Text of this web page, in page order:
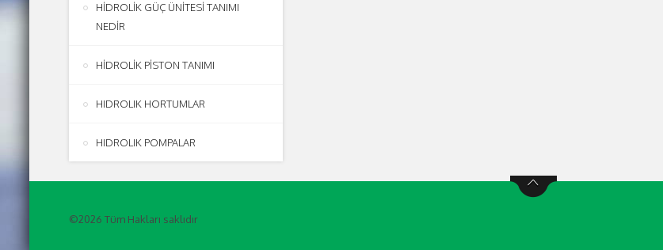
HİDROLİK GÜÇ ÜNİTESİ TANIMI
NEDİR
HİDROLİK PİSTON TANIMI
HIDROLIK HORTUMLAR
HIDROLIK POMPALAR
©2026 Tüm Hakları saklıdır